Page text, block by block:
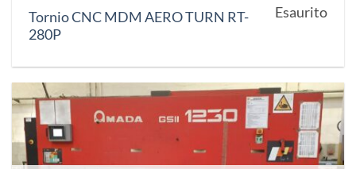
Tornio CNC MDM AERO TURN RT-
280P
Esaurito